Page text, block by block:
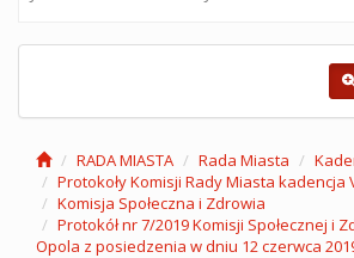
RADA MIASTA Rada Miasta
Protokoły Komisji Rady Miasta kadencja
Komisja Społeczna i Zdrowia
Protokół nr 7/2019 Komisji Społecznej i
Opola z posiedzenia w dniu 12 czerwca